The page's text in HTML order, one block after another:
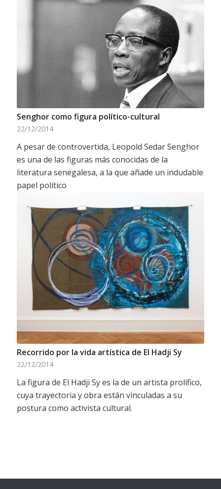
Senghor como figura político-cultural
22/12/2014
A pesar de controvertida, Leopold Sedar Senghor
es una de las figuras más conocidas de la
literatura senegalesa, a la que añade un indudable
papel político
Recorrido por la vida artística de El Hadji Sy
22/12/2014
La figura de El Hadji Sy es la de un artista prolífico,
cuya trayectoria y obra están vinculadas a su
postura como activista cultural.